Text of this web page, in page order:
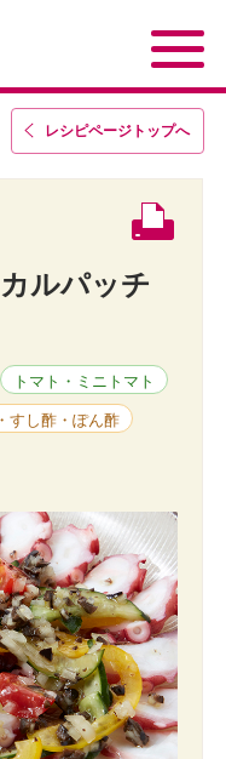
レシピページトップへ
ルパッチ
トマト・ミニトマト
すし酢・ぽん酢